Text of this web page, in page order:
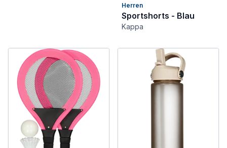
Herren
Sportshorts - Blau
Kappa